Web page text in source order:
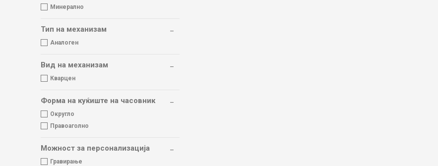
Минерално
Тип на механизам
Аналоген
Вид на механизам
Кварцен
Форма на куќиште на часовник
Округло
Правоаголно
Можност за персонализација
Гравирање